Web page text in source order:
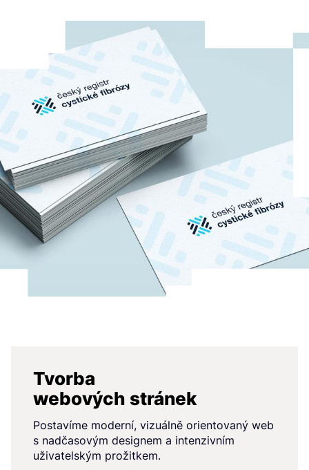
Tvorba
webových stránek
Postavíme moderní, vizuálně orientovaný web
s nadčasovým designem a intenzivním
uživatelským prožitkem.